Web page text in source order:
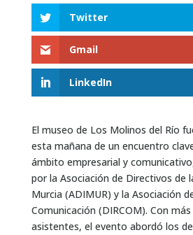
Twitter
Gmail
LinkedIn
El museo de Los Molinos del Río
esta mañana de un encuentro
ámbito empresarial y
por la Asociación de Directivos de
Murcia (ADIMUR) y la Asociación
Comunicación (DIRCOM). Con
asistentes, el evento abordó los